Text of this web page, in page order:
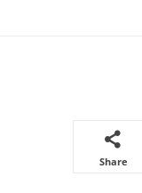
Share